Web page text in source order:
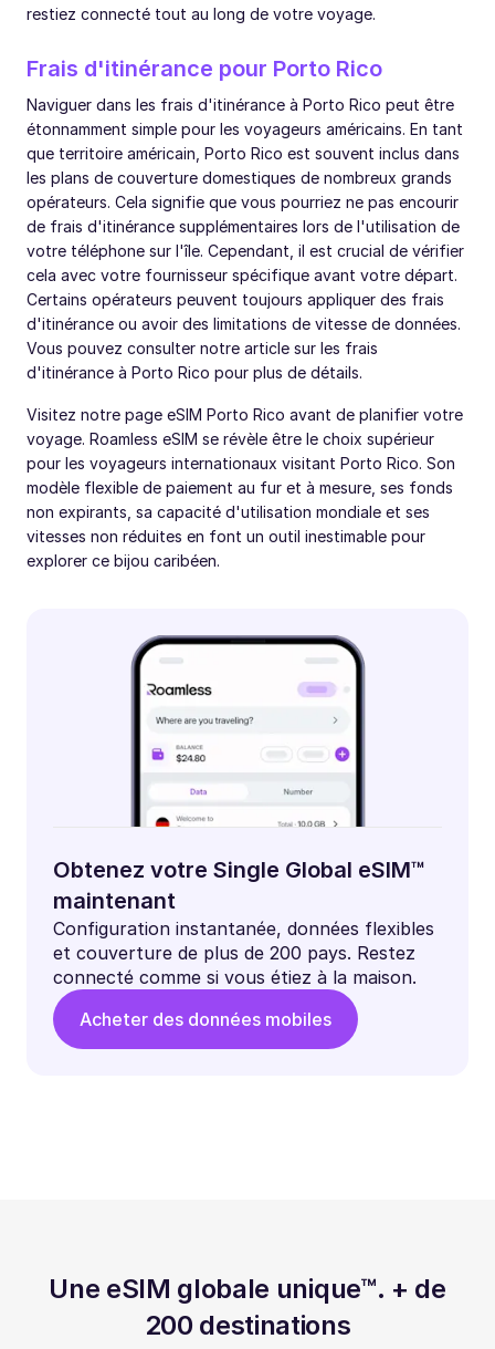
restiez connecté tout au long de votre voyage.
Frais d'itinérance pour Porto Rico
Naviguer dans les frais d'itinérance à Porto Rico peut être
étonnamment simple pour les voyageurs américains. En tant
que territoire américain, Porto Rico est souvent inclus dans
les plans de couverture domestiques de nombreux grands
opérateurs. Cela signifie que vous pourriez ne pas encourir
de frais d'itinérance supplémentaires lors de l'utilisation de
votre téléphone sur l'île. Cependant, il est crucial de vérifier
cela avec votre fournisseur spécifique avant votre départ.
Certains opérateurs peuvent toujours appliquer des frais
d'itinérance ou avoir des limitations de vitesse de données.
Vous pouvez consulter notre article sur les frais
d'itinérance à Porto Rico pour plus de détails.
Visitez notre page eSIM Porto Rico avant de planifier votre
voyage. Roamless eSIM se révèle être le choix supérieur
pour les voyageurs internationaux visitant Porto Rico. Son
modèle flexible de paiement au fur et à mesure, ses fonds
non expirants, sa capacité d'utilisation mondiale et ses
vitesses non réduites en font un outil inestimable pour
explorer ce bijou caribéen.
Obtenez votre Single Global eSIM™
maintenant
Configuration instantanée, données flexibles
et couverture de plus de 200 pays. Restez
connecté comme si vous étiez à la maison.
Acheter des données mobiles
Une eSIM globale unique™. + de
200 destinations